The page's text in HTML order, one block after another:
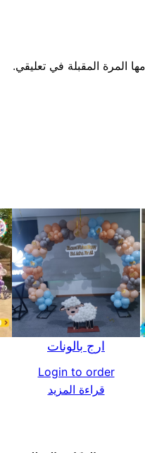
المرة المقبلة في تعليقي.
ارج بالونات
Login to order
قراءة المزيد